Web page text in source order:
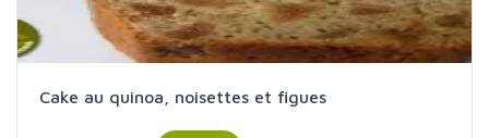
Cake au quinoa, noisettes et figues